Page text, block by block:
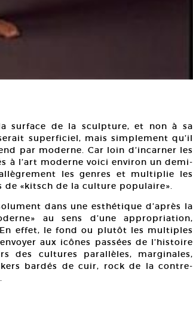
surface de la sculpture, et non à sa
superficiel, mais simplement qu’il
par moderne. Car loin d’incarner les
à l’art moderne voici environ un demi-
les genres et multiplie les
«kitsch de la culture populaire».
dans une esthétique d’après la
au sens d’une appropriation,
effet, le fond ou plutôt les multiples
aux icônes passées de l’histoire
des cultures parallèles, marginales,
bardés de cuir, rock de la contre-